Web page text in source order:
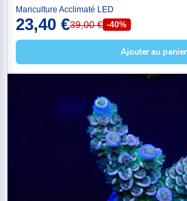
Mariculture Acclimaté LED
23,40 €39,00 € -40%
Ajouter au panier